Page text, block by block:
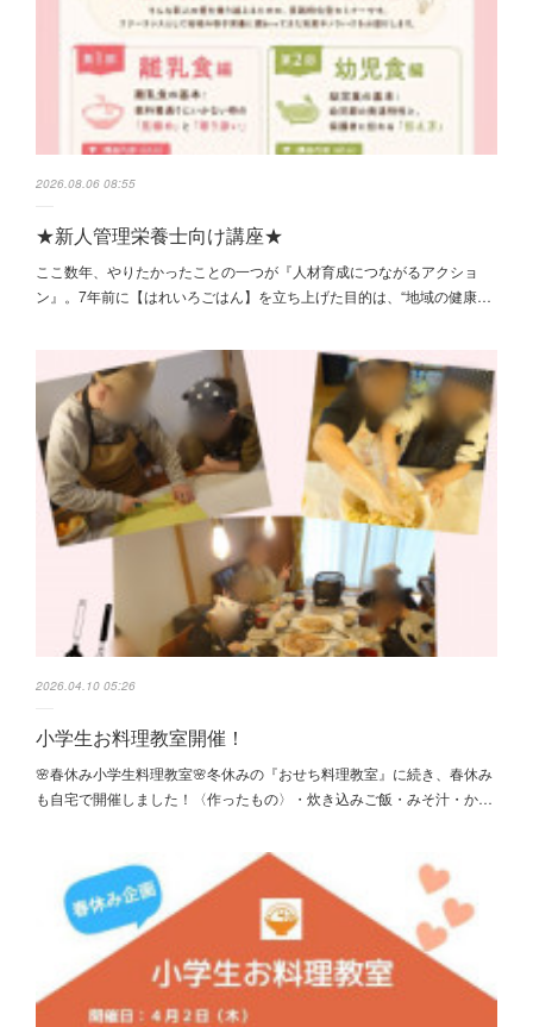
2026.08.06 08:55
★新人管理栄養士向け講座★
ここ数年、やりたかったことの一つが『人材育成につながるアクショ
ン』。7年前に【はれいろごはん】を立ち上げた目的は、“地域の健康…
2026.04.10 05:26
小学生お料理教室開催！
🌸春休み小学生料理教室🌸冬休みの『おせち料理教室』に続き、春休み
も自宅で開催しました！〈作ったもの〉・炊き込みご飯・みそ汁・か…